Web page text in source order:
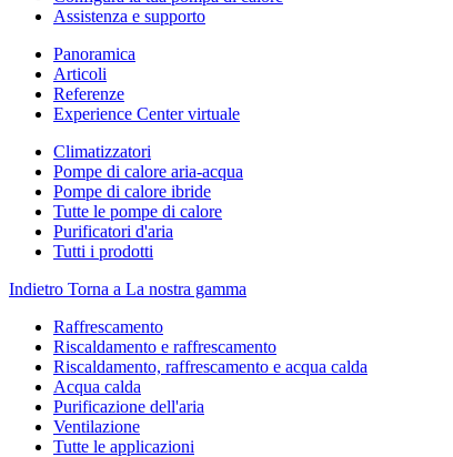
Assistenza e supporto
Panoramica
Articoli
Referenze
Experience Center virtuale
Climatizzatori
Pompe di calore aria-acqua
Pompe di calore ibride
Tutte le pompe di calore
Purificatori d'aria
Tutti i prodotti
Indietro Torna a La nostra gamma
Raffrescamento
Riscaldamento e raffrescamento
Riscaldamento, raffrescamento e acqua calda
Acqua calda
Purificazione dell'aria
Ventilazione
Tutte le applicazioni